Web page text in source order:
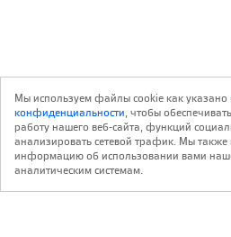
с 20 июля
Мы используем файлы cookie как указано
конфиденциальности, чтобы
работу нашего веб-сайта, функций
анализировать сетевой трафик. Мы также
информацию об использовании вами
аналитическим системам.